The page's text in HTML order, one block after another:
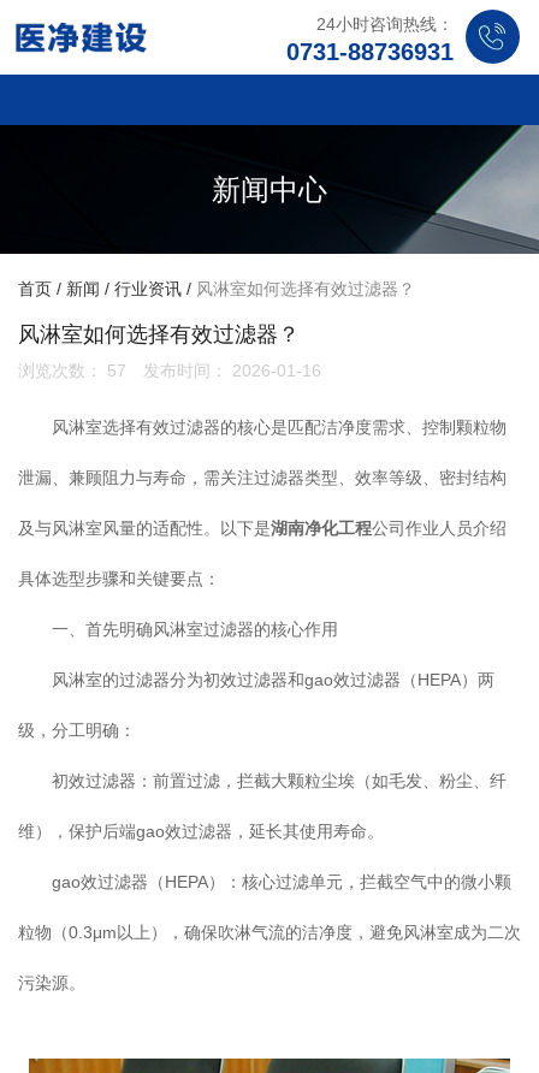
24小时咨询热线：
0731-88736931
新闻中心
首页 / 新闻 / 行业资讯 / 风淋室如何选择有效过滤器？
风淋室如何选择有效过滤器？
浏览次数： 57 发布时间： 2026-01-16
风淋室选择有效过滤器的核心是匹配洁净度需求、控制颗粒物
泄漏、兼顾阻力与寿命，需关注过滤器类型、效率等级、密封结构
及与风淋室风量的适配性。以下是湖南净化工程公司作业人员介绍
具体选型步骤和关键要点：
一、首先明确风淋室过滤器的核心作用
风淋室的过滤器分为初效过滤器和gao效过滤器（HEPA）两
级，分工明确：
初效过滤器：前置过滤，拦截大颗粒尘埃（如毛发、粉尘、纤
维），保护后端gao效过滤器，延长其使用寿命。
gao效过滤器（HEPA）：核心过滤单元，拦截空气中的微小颗
粒物（0.3μm以上），确保吹淋气流的洁净度，避免风淋室成为二次
污染源。